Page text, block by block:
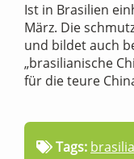
Ist in Brasilien
März. Die
und bildet auch
„brasilianische
für die teure
Tags: